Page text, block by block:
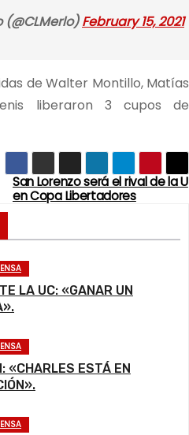
(@CLMerlo)February 15, 2021
de Walter Montillo, Matías
liberaron 3 cupos de
San Lorenzo será el rival de la U
en Copa Libertadores
LA UC: «GANAR UN
«CHARLES ESTÁ EN